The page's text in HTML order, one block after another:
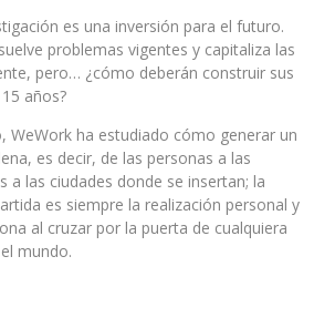
es una inversión para el futuro.
problemas vigentes y capitaliza las
pero… ¿cómo deberán construir sus
años?
WeWork ha estudiado cómo generar un
es decir, de las personas a las
a las ciudades donde se insertan; la
es siempre la realización personal y
al cruzar por la puerta de cualquiera
mundo.